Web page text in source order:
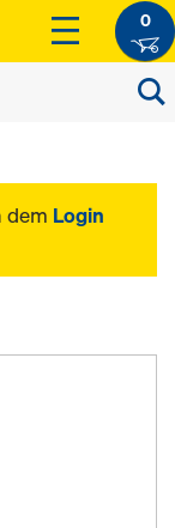
0
dem Login